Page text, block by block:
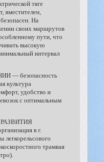
тяге
вместителен,
На
своих маршрутов
пути, что
высокую
интервал
— безопасность
культура
удобство и
с оптимальным
в г.
легкорельсового
трамвая